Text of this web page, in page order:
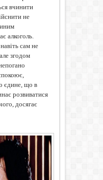
вчинити
не
ним
алкоголь.
сам не
згодом
єдине, що в
розвиватися
досягає